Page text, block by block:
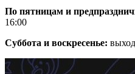
По пятницам и
16:00
Суббота и воскресенье: